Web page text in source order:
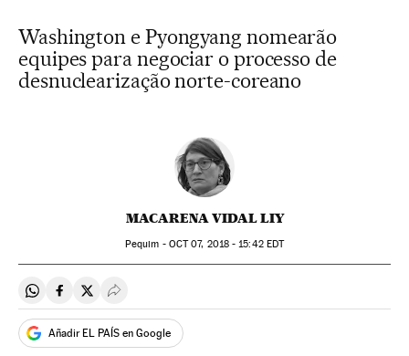
Washington e Pyongyang nomearão
equipes para negociar o processo de
desnuclearização norte-coreano
MACARENA VIDAL LIY
Pequim - OCT07, 2018 - 15:42EDT
Compartir en Whatsapp
Compartir en Facebook
Compartir en Twitter
Desplegar Redes Sociales
Añadir EL PAÍS en Google